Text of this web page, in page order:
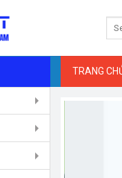
TRANG